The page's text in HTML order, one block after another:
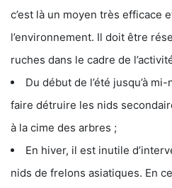
c’est là un moyen très efficace
l’environnement. Il doit être
ruches dans le cadre de
Du début de l’été jusqu’à
faire détruire les nids
à la cime des arbres ;
En hiver, il est inutile
nids de frelons asiatiques. En